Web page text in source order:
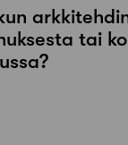
tai